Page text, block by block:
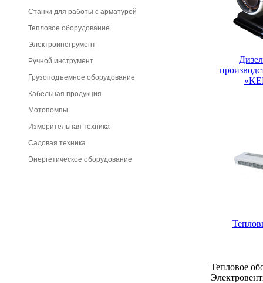
Станки для работы с арматурой
Тепловое оборудование
Электроинструмент
Ручной инструмент
Грузоподъемное оборудование
Кабельная продукция
Мотопомпы
Измерительная техника
Садовая техника
Энергетическое оборудование
Тепловое